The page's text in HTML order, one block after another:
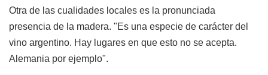
Otra de las cualidades locales es la pronunciada
presencia de la madera. "Es una especie de carácter del
vino argentino. Hay lugares en que esto no se acepta.
Alemania por ejemplo".